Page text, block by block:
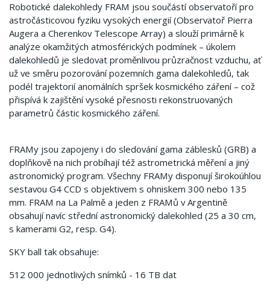
Robotické dalekohledy FRAM jsou součástí observatoří pro
astročásticovou fyziku vysokých energií (Observatoř Pierra
Augera a Cherenkov Telescope Array) a slouží primárně k
analýze okamžitých atmosférických podmínek – úkolem
dalekohledů je sledovat proměnlivou průzračnost vzduchu, ať
už ve směru pozorování pozemních gama dalekohledů, tak
podél trajektorií anomálních spršek kosmického záření – což
přispívá k zajištění vysoké přesnosti rekonstruovaných
parametrů částic kosmického záření.
FRAMy jsou zapojeny i do sledování gama záblesků (GRB) a
doplňkově na nich probíhají též astrometrická měření a jiný
astronomický program. Všechny FRAMy disponují širokoúhlou
sestavou G4 CCD s objektivem s ohniskem 300 nebo 135
mm. FRAM na La Palmě a jeden z FRAMů v Argentině
obsahují navíc střední astronomický dalekohled (25 a 30 cm,
s kamerami G2, resp. G4).
SKY ball tak obsahuje:
512 000 jednotlivých snímků - 16 TB dat